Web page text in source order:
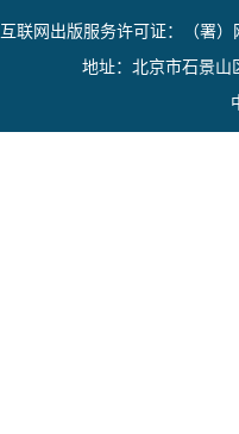
互联网出版服务许可证：（署
地址：北京市石景